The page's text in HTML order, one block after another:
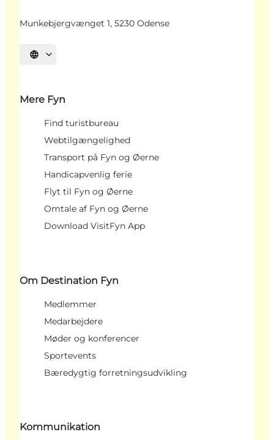
Munkebjergvænget 1, 5230 Odense
Vælg sprog
Mere Fyn
Find turistbureau
Webtilgængelighed
Transport på Fyn og Øerne
Handicapvenlig ferie
Flyt til Fyn og Øerne
Omtale af Fyn og Øerne
Download VisitFyn App
Om Destination Fyn
Medlemmer
Medarbejdere
Møder og konferencer
Sportevents
Bæredygtig forretningsudvikling
Kommunikation